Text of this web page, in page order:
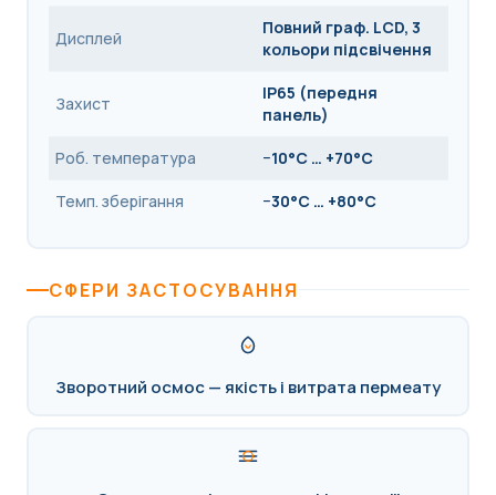
Дисплей
Повний граф. LCD, 3
кольори підсвічення
Захист
IP65 (передня
панель)
Роб. температура −10°C … +70°C
Темп. зберігання −30°C … +80°C
СФЕРИ ЗАСТОСУВАННЯ
Зворотний осмос — якість і витрата пермеату